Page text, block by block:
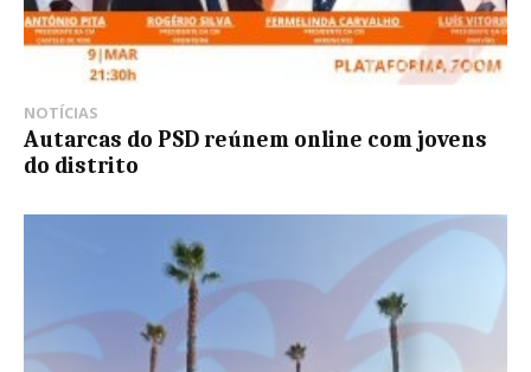
NOTÍCIAS
Autarcas do PSD reúnem online com jovens
do distrito